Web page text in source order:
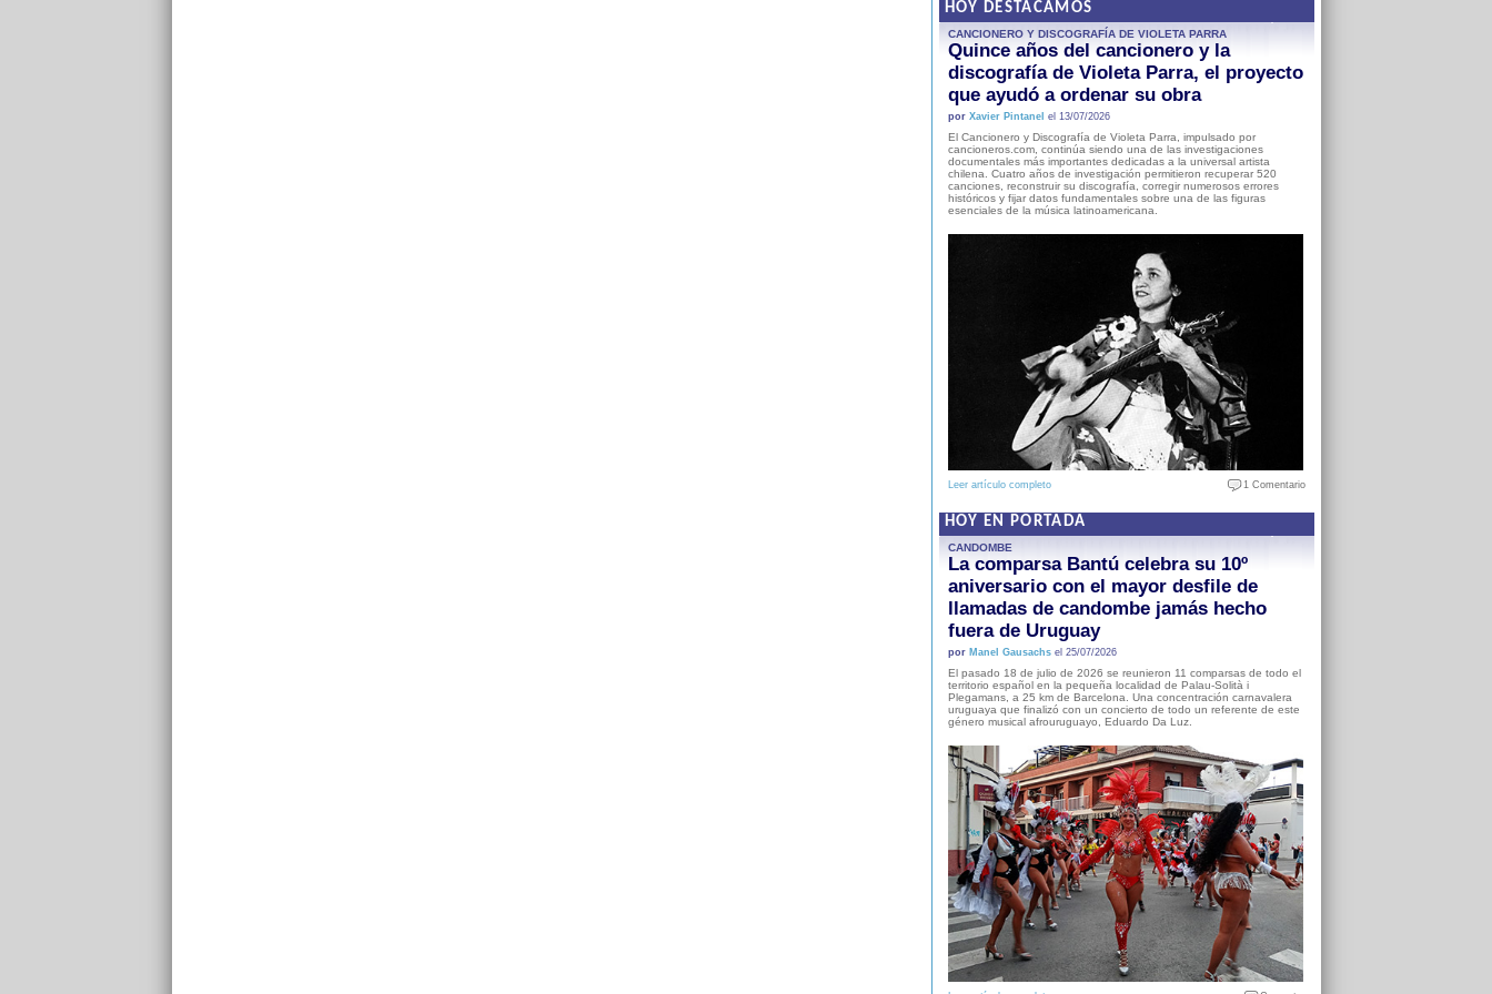
HOY DESTACAMOS
CANCIONERO Y DISCOGRAFÍA DE VIOLETA PARRA
Quince años del cancionero y la
discografía de Violeta Parra, el proyecto
que ayudó a ordenar su obra
por Xavier Pintanel el 13/07/2026
El Cancionero y Discografía de Violeta Parra, impulsado por
cancioneros.com, continúa siendo una de las investigaciones
documentales más importantes dedicadas a la universal artista
chilena. Cuatro años de investigación permitieron recuperar 520
canciones, reconstruir su discografía, corregir numerosos errores
históricos y fijar datos fundamentales sobre una de las figuras
esenciales de la música latinoamericana.
Leer artículo completo 1 Comentario
HOY EN PORTADA
CANDOMBE
La comparsa Bantú celebra su 10º
aniversario con el mayor desfile de
llamadas de candombe jamás hecho
fuera de Uruguay
por Manel Gausachsel 25/07/2026
El pasado 18 de julio de 2026 se reunieron 11 comparsas de todo el
territorio español en la pequeña localidad de Palau-Solità i
Plegamans, a 25 km de Barcelona. Una concentración carnavalera
uruguaya que finalizó con un concierto de todo un referente de este
género musical afrouruguayo, Eduardo Da Luz.